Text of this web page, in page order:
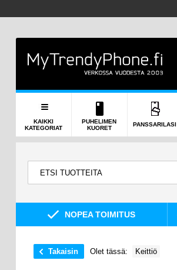
KAIKKI
KATEGORIAT
PUHELIMEN
KUORET
PANSSARILASI
NOPEA TOIMITUS
Takaisin Olet tässä: Keittiö